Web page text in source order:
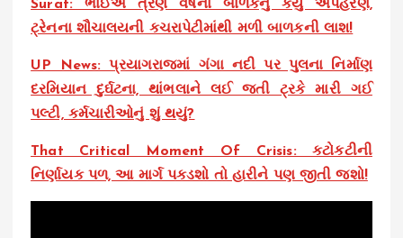
Surat: ભાઈએ ત્રણ વર્ષના બાળકનું કર્યું અપહરણ,
ટ્રેનના શૌચાલયની કચરાપેટીમાંથી મળી બાળકની લાશ!
UP News: પ્રયાગરાજમાં ગંગા નદી પર પુલના નિર્માણ
દરમિયાન દુર્ઘટના, થાંભલાને લઈ જતી ટ્રકે મારી ગઈ
પલ્ટી, કર્મચારીઓનું શું થયું?
That Critical Moment Of Crisis: કટોકટીની
નિર્ણાયક પળ, આ માર્ગ પકડશો તો હારીને પણ જીતી જશો!